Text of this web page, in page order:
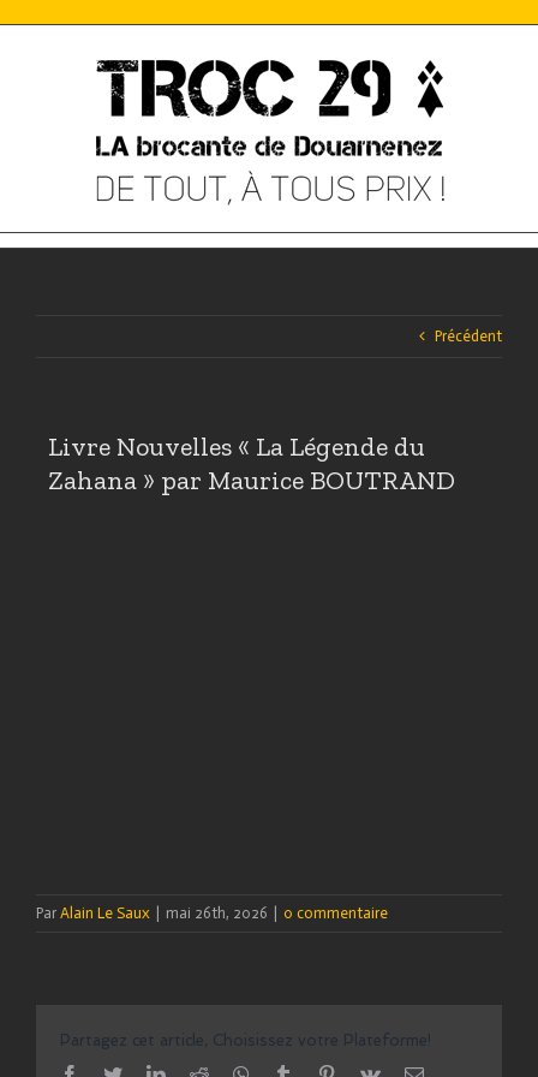
Précédent
Livre Nouvelles « La Légende du
Zahana » par Maurice BOUTRAND
Par Alain Le Saux mai 26th, 2026 0 commentaire
Partagez cet article, Choisissez votre Plateforme!